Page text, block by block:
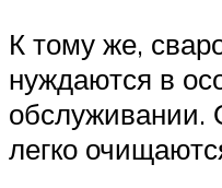
К тому же,
нуждаются в
обслуживании.
легко